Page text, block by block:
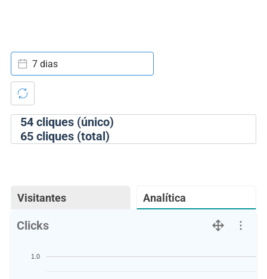
54cliques (único)
65cliques (total)
7 dias
Visitantes Analítica
Clicks
1.0